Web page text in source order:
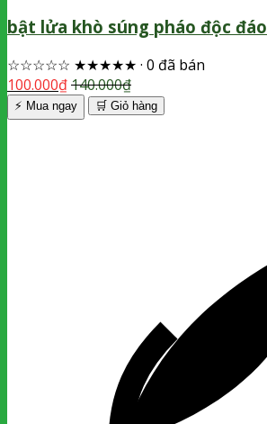
bật lửa khò súng pháo độc đáo
☆☆☆☆☆ ★★★★★ · 0 đã bán
100.000₫140.000₫
⚡ Mua ngay 🛒 Giỏ hàng